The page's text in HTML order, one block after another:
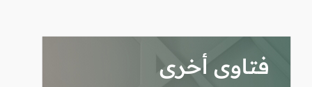
فتاوى أخرى